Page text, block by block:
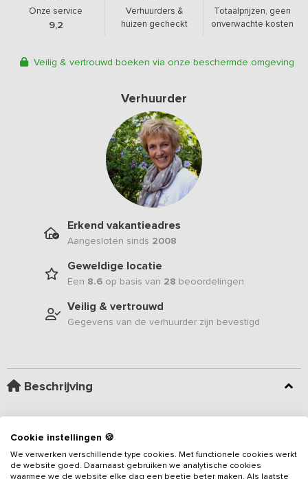
Onze service
9,2
Verhuurders &
huizen gecheckt
Totaalprijzen, geen
onverwachte kosten
Veilig & vertrouwd boeken via onze beschermde omgeving
Verhuurder
Erkend vakantieadres
Aangesloten sinds 2008
Geweldige locatie
Een 8.6 op basis van 28 beoordelingen
Veilig & vertrouwd
Gegevens van de verhuurder zijn bevestigd
Beschrijving
te bieden heeft. Het vakantiehuis is voorzien van een knusse
woonkamer, een fraaie keuken met riant eetgedeelte, 4
slaapkamers en is uitermate geschikt voor 13 volwassenen en één
Cookie instellingen 🍪
We verwerken verschillende type cookies. Met functionele cookies werkt
de website goed. Daarnaast gebruiken we analytische cookies
waarmee we de website elke dag een beetje beter maken. Als laatste